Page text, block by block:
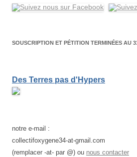
SOUSCRIPTION ET PÉTITION TERMINÉES AU
Des Terres pas d'Hypers
notre e-mail :
collectifoxygene34-at-gmail.com
(remplacer -at- par @) ou nous contacter